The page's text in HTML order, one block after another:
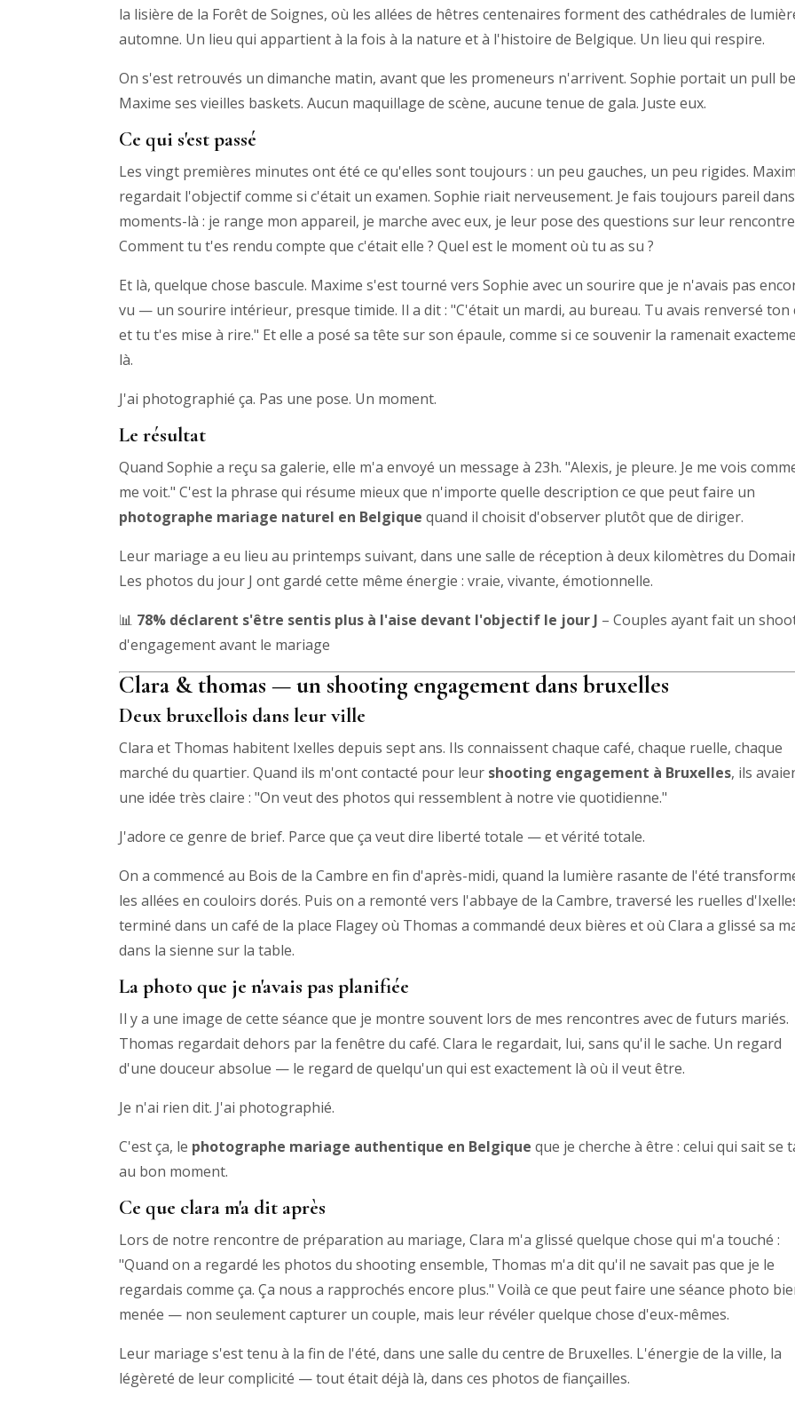
la lisière de la Forêt de Soignes, où les allées de hêtres centenaires forment des cathédrales de
automne. Un lieu qui appartient à la fois à la nature et à l'histoire de Belgique. Un lieu qui respire.
On s'est retrouvés un dimanche matin, avant que les promeneurs n'arrivent. Sophie portait un pull
Maxime ses vieilles baskets. Aucun maquillage de scène, aucune tenue de gala. Juste eux.
Ce qui s'est passé
Les vingt premières minutes ont été ce qu'elles sont toujours : un peu gauches, un peu rigides.
regardait l'objectif comme si c'était un examen. Sophie riait nerveusement. Je fais toujours pareil
moments-là : je range mon appareil, je marche avec eux, je leur pose des questions sur leur
Comment tu t'es rendu compte que c'était elle ? Quel est le moment où tu as su ?
Et là, quelque chose bascule. Maxime s'est tourné vers Sophie avec un sourire que je n'avais pas
vu — un sourire intérieur, presque timide. Il a dit : "C'était un mardi, au bureau. Tu avais renversé ton
et tu t'es mise à rire." Et elle a posé sa tête sur son épaule, comme si ce souvenir la ramenait
là.
J'ai photographié ça. Pas une pose. Un moment.
Le résultat
Quand Sophie a reçu sa galerie, elle m'a envoyé un message à 23h. "Alexis, je pleure. Je me vois
me voit." C'est la phrase qui résume mieux que n'importe quelle description ce que peut faire un
photographe mariage naturel en Belgique quand il choisit d'observer plutôt que de diriger.
Leur mariage a eu lieu au printemps suivant, dans une salle de réception à deux kilomètres du
Les photos du jour J ont gardé cette même énergie : vraie, vivante, émotionnelle.
📊 78% déclarent s'être sentis plus à l'aise devant l'objectif le jour J – Couples ayant fait un
d'engagement avant le mariage
Clara & thomas — un shooting engagement dans bruxelles
Deux bruxellois dans leur ville
Clara et Thomas habitent Ixelles depuis sept ans. Ils connaissent chaque café, chaque ruelle, chaque
marché du quartier. Quand ils m'ont contacté pour leur shooting engagement à Bruxelles, ils
une idée très claire : "On veut des photos qui ressemblent à notre vie quotidienne."
J'adore ce genre de brief. Parce que ça veut dire liberté totale — et vérité totale.
On a commencé au Bois de la Cambre en fin d'après-midi, quand la lumière rasante de l'été
les allées en couloirs dorés. Puis on a remonté vers l'abbaye de la Cambre, traversé les ruelles
terminé dans un café de la place Flagey où Thomas a commandé deux bières et où Clara a glissé sa
dans la sienne sur la table.
La photo que je n'avais pas planifiée
Il y a une image de cette séance que je montre souvent lors de mes rencontres avec de futurs mariés.
Thomas regardait dehors par la fenêtre du café. Clara le regardait, lui, sans qu'il le sache. Un regard
d'une douceur absolue — le regard de quelqu'un qui est exactement là où il veut être.
Je n'ai rien dit. J'ai photographié.
C'est ça, le photographe mariage authentique en Belgique que je cherche à être : celui qui sait se
au bon moment.
Ce que clara m'a dit après
Lors de notre rencontre de préparation au mariage, Clara m'a glissé quelque chose qui m'a touché :
"Quand on a regardé les photos du shooting ensemble, Thomas m'a dit qu'il ne savait pas que je le
regardais comme ça. Ça nous a rapprochés encore plus." Voilà ce que peut faire une séance photo
menée — non seulement capturer un couple, mais leur révéler quelque chose d'eux-mêmes.
Leur mariage s'est tenu à la fin de l'été, dans une salle du centre de Bruxelles. L'énergie de la ville, la
légèreté de leur complicité — tout était déjà là, dans ces photos de fiançailles.